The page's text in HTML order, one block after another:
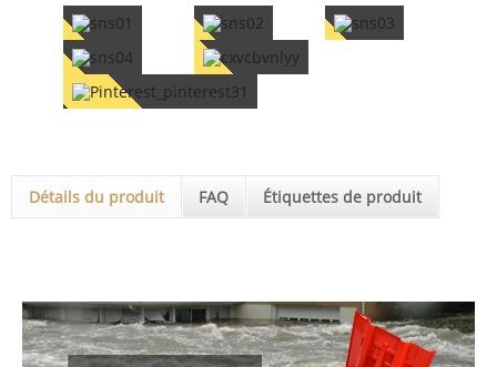
Détails du produit FAQ Étiquettes de produit